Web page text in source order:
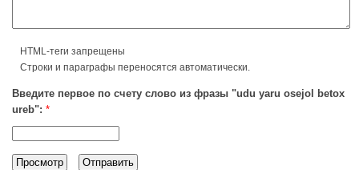
HTML-теги запрещены
Строки и параграфы переносятся автоматически.
Введите первое по счету слово из фразы "udu yaru osejol betox
ureb": *